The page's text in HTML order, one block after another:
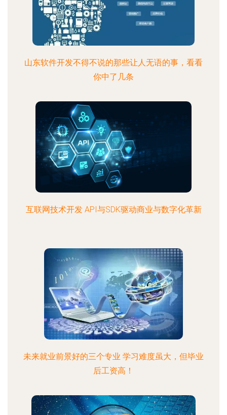
山东软件开发不得不说的那些让人无语的事，看看
你中了几条
互联网技术开发 API与SDK驱动商业与数字化革新
未来就业前景好的三个专业 学习难度虽大，但毕业
后工资高！